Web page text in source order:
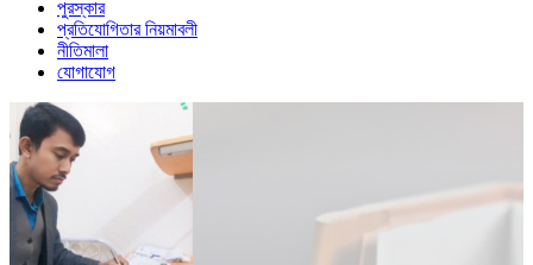
পুরস্কার
প্রতিযোগিতার নিয়মাবলী
নীতিমালা
যোগাযোগ